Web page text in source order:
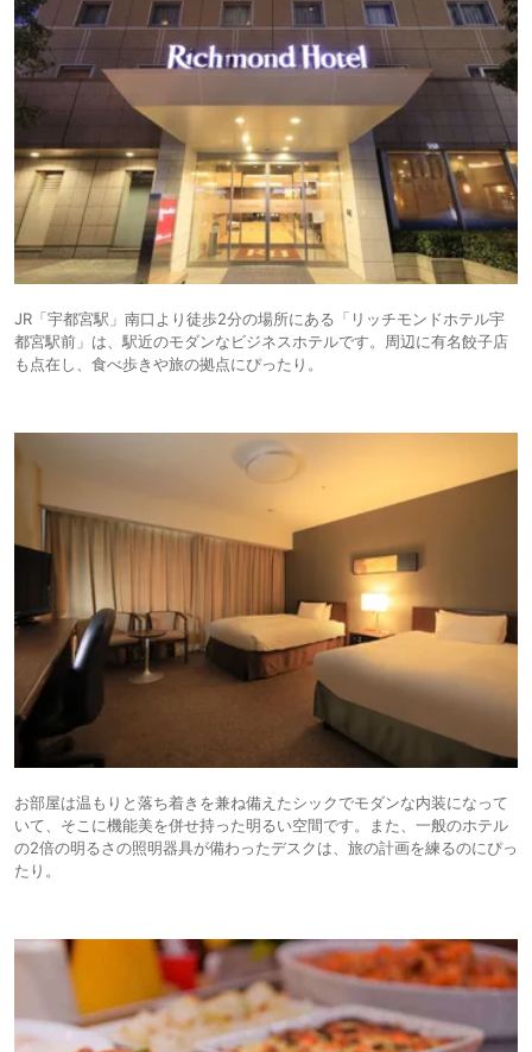
JR「宇都宮駅」南口より徒歩2分の場所にある「リッチモンドホテル宇
都宮駅前」は、駅近のモダンなビジネスホテルです。周辺に有名餃子店
も点在し、食べ歩きや旅の拠点にぴったり。
お部屋は温もりと落ち着きを兼ね備えたシックでモダンな内装になって
いて、そこに機能美を併せ持った明るい空間です。また、一般のホテル
の2倍の明るさの照明器具が備わったデスクは、旅の計画を練るのにぴっ
たり。